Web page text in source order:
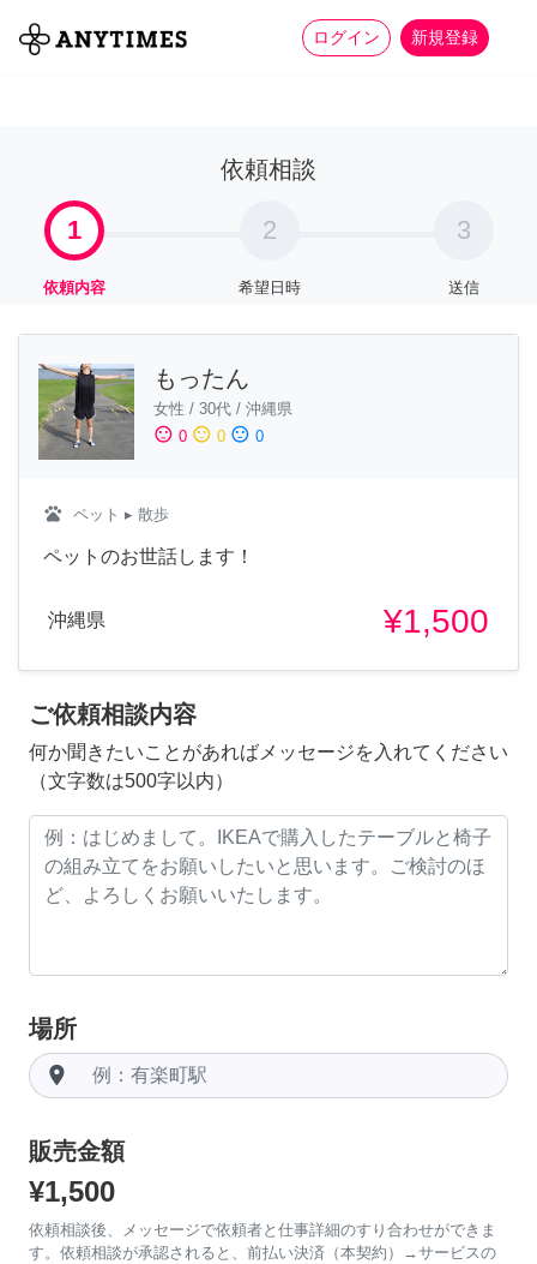
ログイン 新規登録
全て 家事 more_horiz
依頼相談
1
依頼内容
2
希望日時
3
送信
もったん
女性 / 30代 / 沖縄県
sentiment_satisfied 0 sentiment_neutral 0 sentiment_dissatisfied 0
pets ペット ▸ 散歩
ペットのお世話します！
沖縄県 ¥1,500
ご依頼相談内容
何か聞きたいことがあればメッセージを入れてください
（文字数は500字以内）
場所
room
販売金額
¥1,500
依頼相談後、メッセージで依頼者と仕事詳細のすり合わせができま
す。依頼相談が承認されると、前払い決済（本契約）→サービスの